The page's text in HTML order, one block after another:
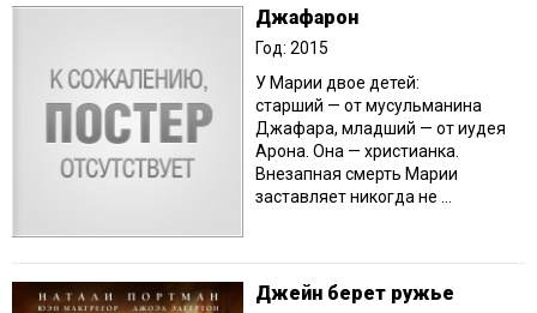
Джафарон
Год: 2015
У Марии двое детей:
старший — от мусульманина
Джафара, младший — от иудея
Арона. Она — христианка.
Внезапная смерть Марии
заставляет никогда не ...
Джейн берет ружье